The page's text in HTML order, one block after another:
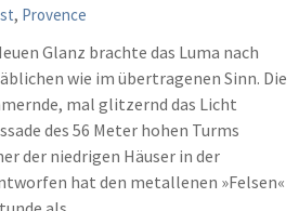
, Provence
Glanz brachte das Luma nach
wie im übertragenen Sinn. Die
mal glitzernd das Licht
des 56 Meter hohen Turms
der niedrigen Häuser in der
hat den metallenen »Felsen«